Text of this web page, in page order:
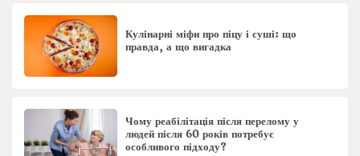
Кулінарні міфи про піцу і суші: що
правда, а що вигадка
Чому реабілітація після перелому у
людей після 60 років потребує
особливого підходу?